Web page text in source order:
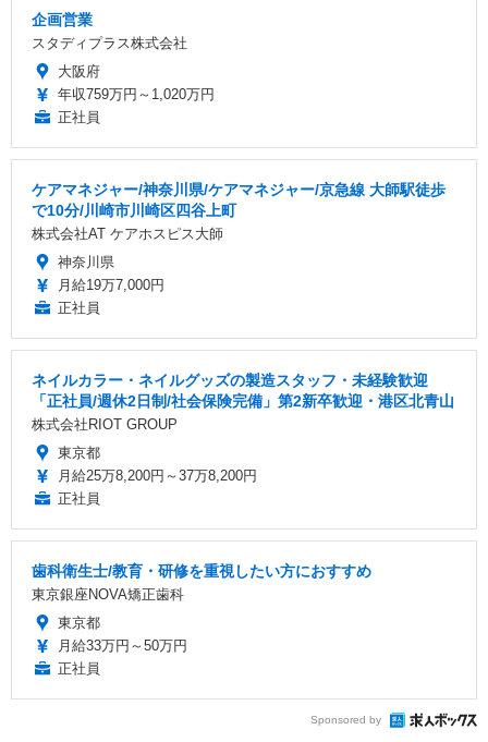
企画営業
スタディプラス株式会社
大阪府
年収759万円～1,020万円
正社員
ケアマネジャー/神奈川県/ケアマネジャー/京急線 大師駅徒歩
で10分/川崎市川崎区四谷上町
株式会社AT ケアホスピス大師
神奈川県
月給19万7,000円
正社員
ネイルカラー・ネイルグッズの製造スタッフ・未経験歓迎
「正社員/週休2日制/社会保険完備」第2新卒歓迎・港区北青山
株式会社RIOT GROUP
東京都
月給25万8,200円～37万8,200円
正社員
歯科衛生士/教育・研修を重視したい方におすすめ
東京銀座NOVA矯正歯科
東京都
月給33万円～50万円
正社員
Sponsored by